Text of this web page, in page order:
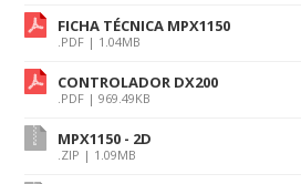
FICHA TÉCNICA MPX1150
.PDF | 1.04MB
CONTROLADOR DX200
.PDF | 969.49KB
MPX1150 - 2D
.ZIP | 1.09MB